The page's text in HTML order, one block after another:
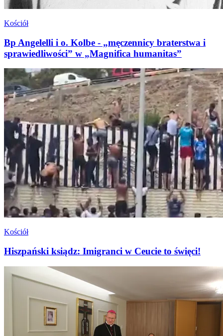
Kościół
Bp Angelelli i o. Kolbe - „męczennicy braterstwa i
sprawiedliwości” w „Magnifica humanitas”
Kościół
Hiszpański ksiądz: Imigranci w Ceucie to święci!